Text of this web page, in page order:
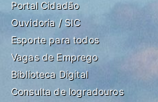
Portal Cidadão
Ouvidoria / SIC
Esporte para todos
Vagas de Emprego
Biblioteca Digital
Consulta de logradouros